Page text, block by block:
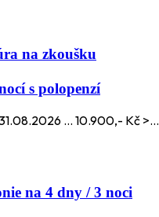
na zkoušku
s polopenzí
... 10.900,- Kč >...
na 4 dny / 3 noci